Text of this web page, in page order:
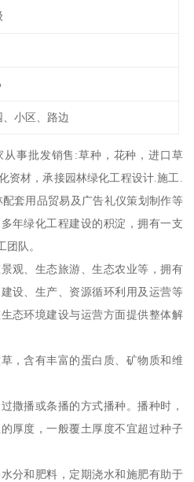
、小区、路边
事批发销售:草种，花种，进口草
资材，承接园林绿化工程设计.施工.
套用品贸易及广告礼仪策划制作等
年绿化工程建设的积淀，拥有一支
队。
观、生态旅游、生态农业等，拥有
设、生产、资源循环利用及运营等
态环境建设与运营方面提供整体解
，含有丰富的蛋白质、矿物质和维
撒播或条播的方式播种。播种时，
厚度，一般覆土厚度不宜超过种子
分和肥料，定期浇水和施肥有助于